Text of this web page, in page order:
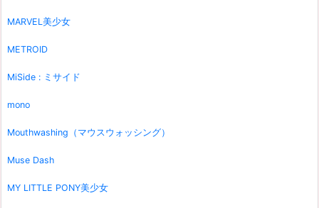
MARVEL美少女
METROID
MiSide : ミサイド
mono
Mouthwashing（マウスウォッシング）
Muse Dash
MY LITTLE PONY美少女